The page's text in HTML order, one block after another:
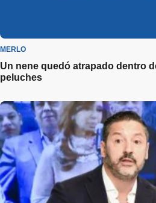
MERLO
Un nene quedó atrapado dentro
peluches